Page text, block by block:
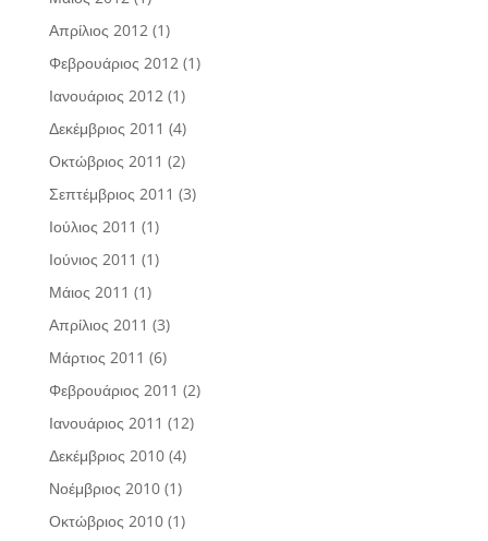
Απρίλιος 2012(1)
Φεβρουάριος 2012(1)
Ιανουάριος 2012(1)
Δεκέμβριος 2011 (4)
Οκτώβριος 2011 (2)
Σεπτέμβριος 2011 (3)
Ιούλιος 2011 (1)
Ιούνιος 2011 (1)
Μάιος 2011 (1)
Απρίλιος 2011 (3)
Μάρτιος 2011 (6)
Φεβρουάριος 2011 (2)
Ιανουάριος 2011 (12)
Δεκέμβριος 2010(4)
Νοέμβριος 2010(1)
Οκτώβριος 2010(1)